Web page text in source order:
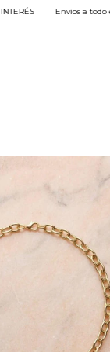
3 CUOTAS SIN INTERÉS